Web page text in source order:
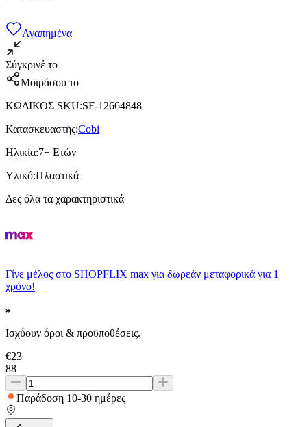
Αγαπημένα
Σύγκρινέ το
Μοιράσου το
ΚΩΔΙΚΟΣ SKU:SF-12664848
Κατασκευαστής:Cobi
Ηλικία:7+ Ετών
Υλικό:Πλαστικά
Δες όλα τα χαρακτηριστικά
Γίνε μέλος στο SHOPFLIX max για δωρεάν μεταφορικά για 1
χρόνο!
Ισχύουν όροι & προϋποθέσεις.
€23
88
Παράδοση 10-30 ημέρες